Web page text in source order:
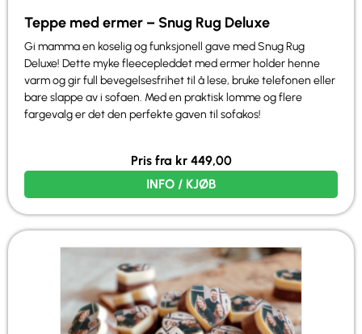
Teppe med ermer – Snug Rug Deluxe
Gi mamma en koselig og funksjonell gave med Snug Rug
Deluxe! Dette myke fleecepleddet med ermer holder henne
varm og gir full bevegelsesfrihet til å lese, bruke telefonen eller
bare slappe av i sofaen. Med en praktisk lomme og flere
fargevalg er det den perfekte gaven til sofakos!
Pris fra kr449,00
INFO / KJØB